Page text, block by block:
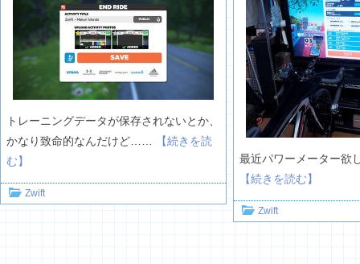
トレーニングデータが保存されないとか、
かなり致命的なんだけど……
【続きを読
む】
Zwift
最近パワーメーター欲
【続きを読む】
Zwift